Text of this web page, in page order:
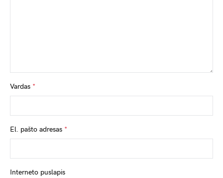
Vardas *
El. pašto adresas *
Interneto puslapis